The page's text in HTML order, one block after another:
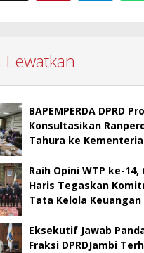
Lewatkan
BAPEMPERDA DPRD
Konsultasikan
Tahura ke
Raih Opini WTP ke-14,
Haris Tegaskan
Tata Kelola Keuangan
Eksekutif Jawab
Fraksi DPRDJambi